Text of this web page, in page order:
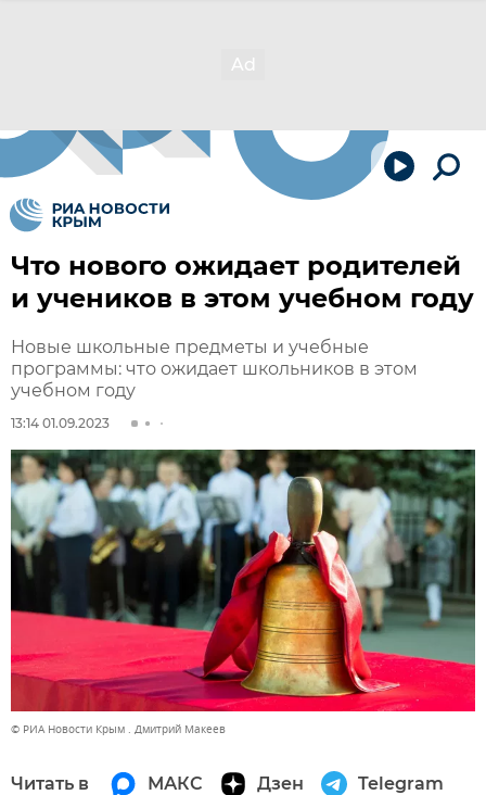
Что нового ожидает родителей
и учеников в этом учебном году
Новые школьные предметы и учебные
программы: что ожидает школьников в этом
учебном году
13:14 01.09.2023
© РИА Новости Крым . Дмитрий Макеев
Читать в МАКС Дзен Telegram